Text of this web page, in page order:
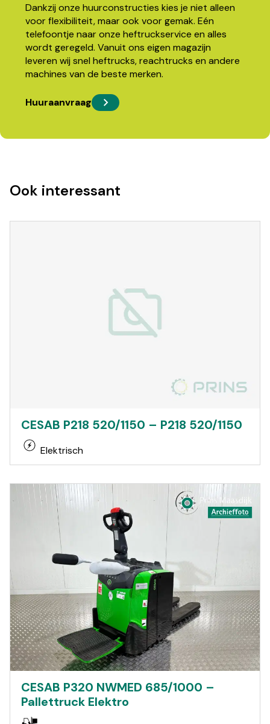
Dankzij onze huurconstructies kies je niet alleen
voor flexibiliteit, maar ook voor gemak. Eén
telefoontje naar onze heftruckservice en alles
wordt geregeld. Vanuit ons eigen magazijn
leveren wij snel heftrucks, reachtrucks en andere
machines van de beste merken.
Huuraanvraag
Ook interessant
CESAB P218 520/1150 – P218 520/1150
Elektrisch
CESAB P320 NWMED 685/1000 –
Pallettruck Elektro